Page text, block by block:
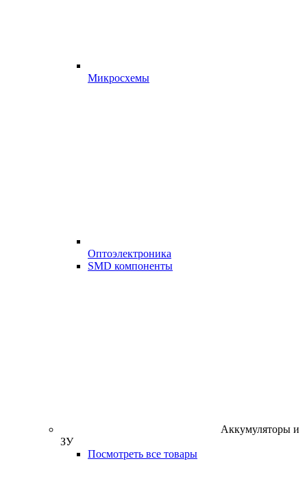
Микросхемы
Оптоэлектроника
SMD компоненты
Аккумуляторы и
ЗУ
Посмотреть все товары